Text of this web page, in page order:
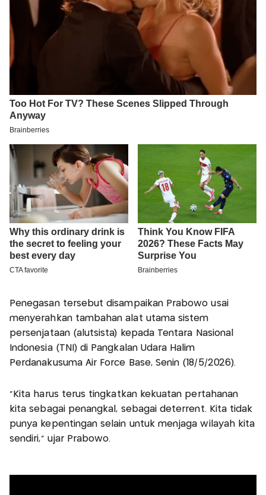
Penegasan tersebut disampaikan Prabowo usai
menyerahkan tambahan alat utama sistem
persenjataan (alutsista) kepada Tentara Nasional
Indonesia (TNI) di Pangkalan Udara Halim
Perdanakusuma Air Force Base, Senin (18/5/2026).
"Kita harus terus tingkatkan kekuatan pertahanan
kita sebagai penangkal, sebagai deterrent. Kita tidak
punya kepentingan selain untuk menjaga wilayah kita
sendiri," ujar Prabowo.